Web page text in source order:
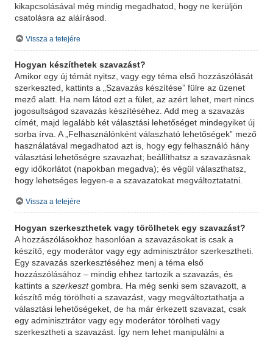
kikapcsolásával még mindig megadhatod, hogy ne kerüljön
csatolásra az aláírásod.
Vissza a tetejére
Hogyan készíthetek szavazást?
Amikor egy új témát nyitsz, vagy egy téma első hozzászólását
szerkeszted, kattints a „Szavazás készítése” fülre az üzenet
mező alatt. Ha nem látod ezt a fület, az azért lehet, mert nincs
jogosultságod szavazás készítéséhez. Add meg a szavazás
címét, majd legalább két választási lehetőséget mindegyiket új
sorba írva. A „Felhasználónként válaszható lehetőségek” mező
használatával megadhatod azt is, hogy egy felhasználó hány
választási lehetőségre szavazhat; beállíthatsz a szavazásnak
egy időkorlátot (napokban megadva); és végül választhatsz,
hogy lehetséges legyen-e a szavazatokat megváltoztatatni.
Vissza a tetejére
Hogyan szerkeszthetek vagy törölhetek egy szavazást?
A hozzászólásokhoz hasonlóan a szavazásokat is csak a
készítő, egy moderátor vagy egy adminisztrátor szerkesztheti.
Egy szavazás szerkesztéséhez menj a téma első
hozzászólásához – mindig ehhez tartozik a szavazás, és
kattints aszerkesztgombra. Ha még senki sem szavazott, a
készítő még törölheti a szavazást, vagy megváltoztathatja a
választási lehetőségeket, de ha már érkezett szavazat, csak
egy adminisztrátor vagy egy moderátor törölheti vagy
szerkesztheti a szavazást. Így nem lehet manipulálni a